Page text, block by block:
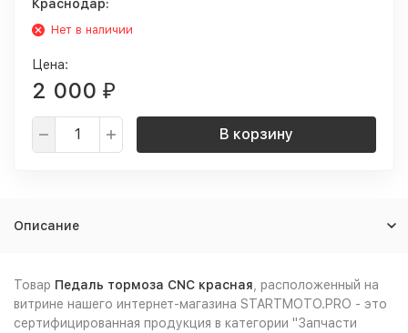
Краснодар:
Нет в наличии
Цена:
2 000 ₽
В корзину
Описание
Товар Педаль тормоза CNC красная , расположенный на
витрине нашего интернет-магазина STARTMOTO.PRO - это
сертифицированная продукция в категории "Запчасти